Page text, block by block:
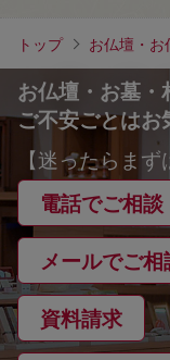
トップ お仏壇・お
お仏壇・お墓・
ご不安ごとはお
【迷ったらまず
電話でご相談
メールでご相
資料請求